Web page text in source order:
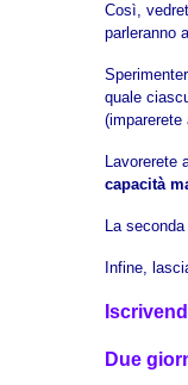
Così,
parleranno
quale
Lavorerete
capacità
La seconda
Infine,
Due